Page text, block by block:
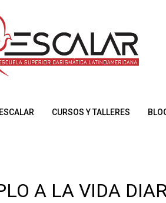
CURSOS Y TALLERES
A LA VIDA